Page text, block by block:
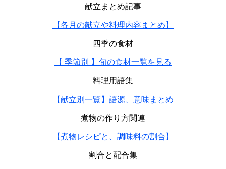
献立まとめ記事
【各月の献立や料理内容まとめ】
四季の食材
【 季節別 】旬の食材一覧を見る
料理用語集
【献立別一覧】語源、意味まとめ
煮物の作り方関連
【煮物レシピと、調味料の割合】
割合と配合集